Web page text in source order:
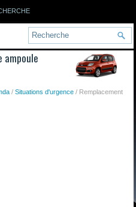
ampoule
/Situations d'urgence / Remplacement